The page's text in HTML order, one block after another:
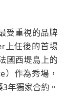
受重視的品牌
上任後的首場
國西堤島上的
）作為秀場，
年獨家合約。